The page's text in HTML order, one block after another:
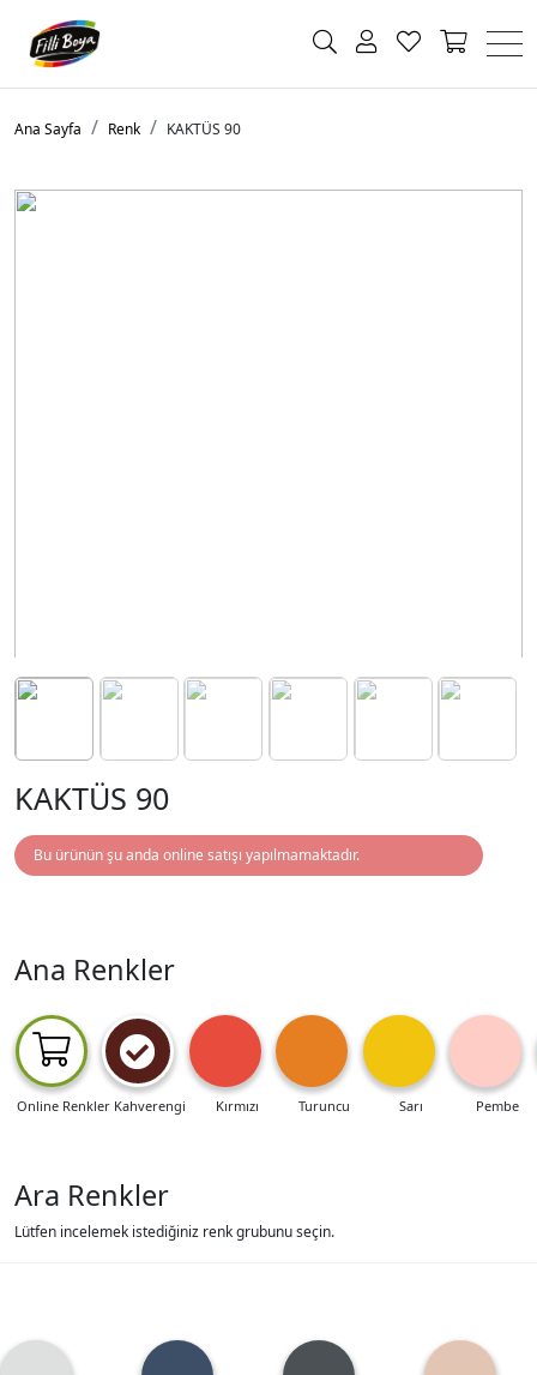
Ana Sayfa Renk KAKTÜS 90
KAKTÜS 90
Bu ürünün şu anda online satışı yapılmamaktadır.
Ana Renkler
Online Renkler Kahverengi Kırmızı Turuncu Sarı Pembe
Ara Renkler
Lütfen incelemek istediğiniz renk grubunu seçin.